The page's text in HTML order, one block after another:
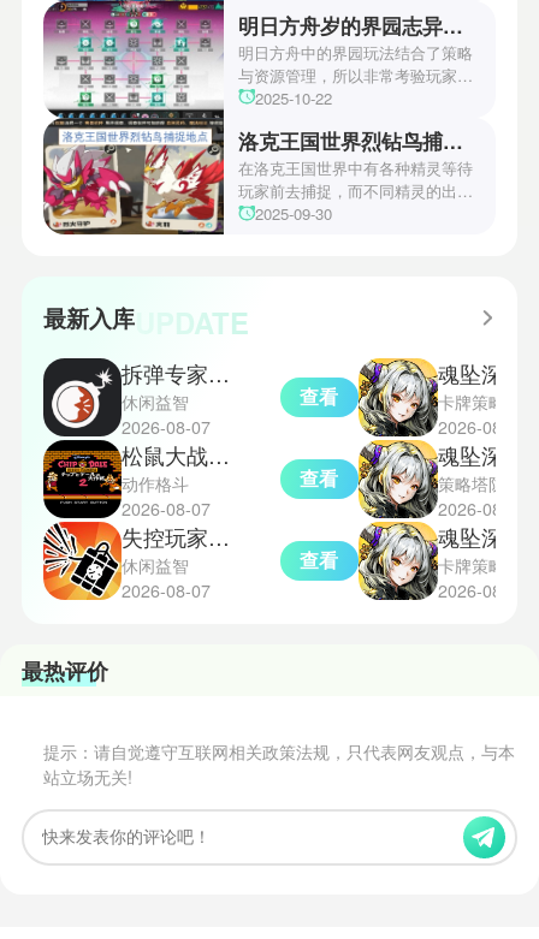
机关破谜范式第四关通关方法，助
玩家们能够顺利通关！有兴趣的玩
家们快来一起看看吧！
明日方舟岁的界园志异攻略
明日方舟中的界园玩法结合了策略
与资源管理，所以非常考验玩家的
操作和规划能力。游戏里拥有先
丰富多样的角色体系足以满足不同
战术需求。电表倒转是界园中的核
心挑战之一，玩家需合理利用通宝
和特殊钱币进行资源转换。明日方
乐趣和探索深度，丰富了玩家的游
2025-10-22
洛克王国世界烈钻鸟捕捉地点
在洛克王国世界中有各种精灵等待
玩家前去捕捉，而不同精灵的出现
地点和捕捉方式也各不相同。有少
2025-09-30
最新入库UPDATE
拆弹专家双人版
休闲益智
2026-08-07
查看
松鼠大战2完整版
动作格斗
2026-08-07
查看
失控玩家模拟器安卓版
休闲益智
2026-08-07
查看
卡牌策略
2026-08-07
策略塔防
2026-08-07
卡牌策略
2026-08-07
最热评价
提示：请自觉遵守互联网相关政策法规，只代表网友观点，与本
站立场无关!